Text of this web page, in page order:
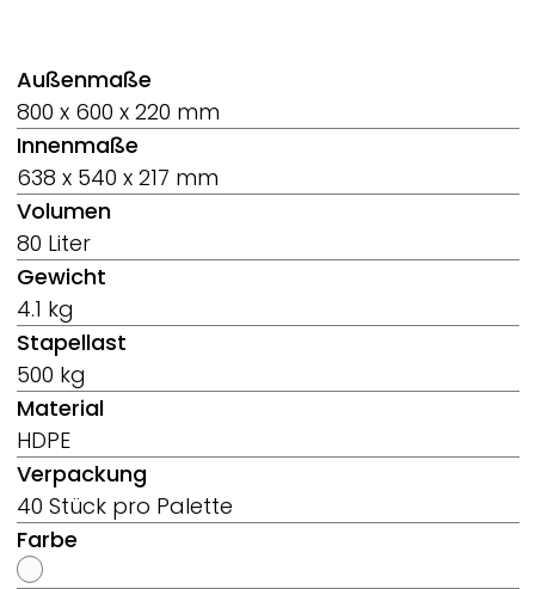
Außenmaße
800 x 600 x 220 mm
Innenmaße
638 x 540 x 217 mm
Volumen
80 Liter
Gewicht
4.1 kg
Stapellast
500 kg
Material
HDPE
Verpackung
40 Stück pro Palette
Farbe